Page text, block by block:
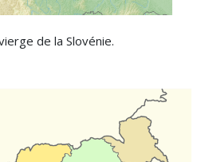
de la Slovénie.